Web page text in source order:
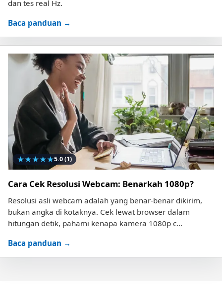
dan tes real Hz.
Baca panduan →
★★★★★5.0(1)
Cara Cek Resolusi Webcam: Benarkah 1080p?
Resolusi asli webcam adalah yang benar-benar dikirim,
bukan angka di kotaknya. Cek lewat browser dalam
hitungan detik, pahami kenapa kamera 1080p c...
Baca panduan →